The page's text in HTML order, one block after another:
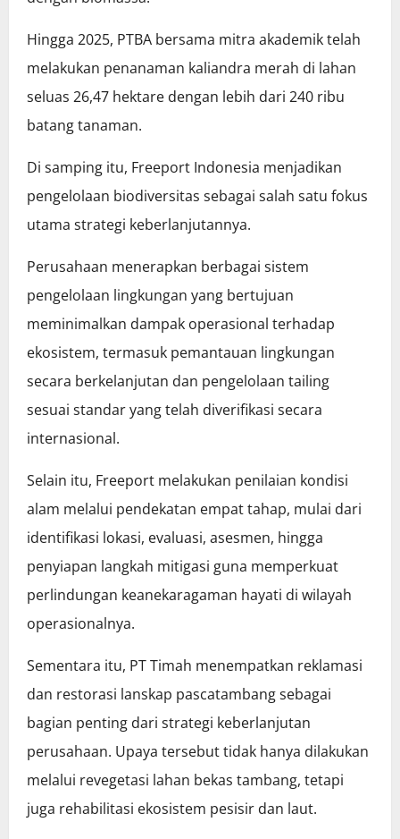
Hingga 2025, PTBA bersama mitra akademik telah
melakukan penanaman kaliandra merah di lahan
seluas 26,47 hektare dengan lebih dari 240 ribu
batang tanaman.
Di samping itu, Freeport Indonesia menjadikan
pengelolaan biodiversitas sebagai salah satu fokus
utama strategi keberlanjutannya.
Perusahaan menerapkan berbagai sistem
pengelolaan lingkungan yang bertujuan
meminimalkan dampak operasional terhadap
ekosistem, termasuk pemantauan lingkungan
secara berkelanjutan dan pengelolaan tailing
sesuai standar yang telah diverifikasi secara
internasional.
Selain itu, Freeport melakukan penilaian kondisi
alam melalui pendekatan empat tahap, mulai dari
identifikasi lokasi, evaluasi, asesmen, hingga
penyiapan langkah mitigasi guna memperkuat
perlindungan keanekaragaman hayati di wilayah
operasionalnya.
Sementara itu, PT Timah menempatkan reklamasi
dan restorasi lanskap pascatambang sebagai
bagian penting dari strategi keberlanjutan
perusahaan. Upaya tersebut tidak hanya dilakukan
melalui revegetasi lahan bekas tambang, tetapi
juga rehabilitasi ekosistem pesisir dan laut.